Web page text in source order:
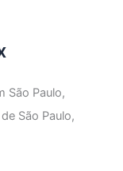
São Paulo,
São Paulo,